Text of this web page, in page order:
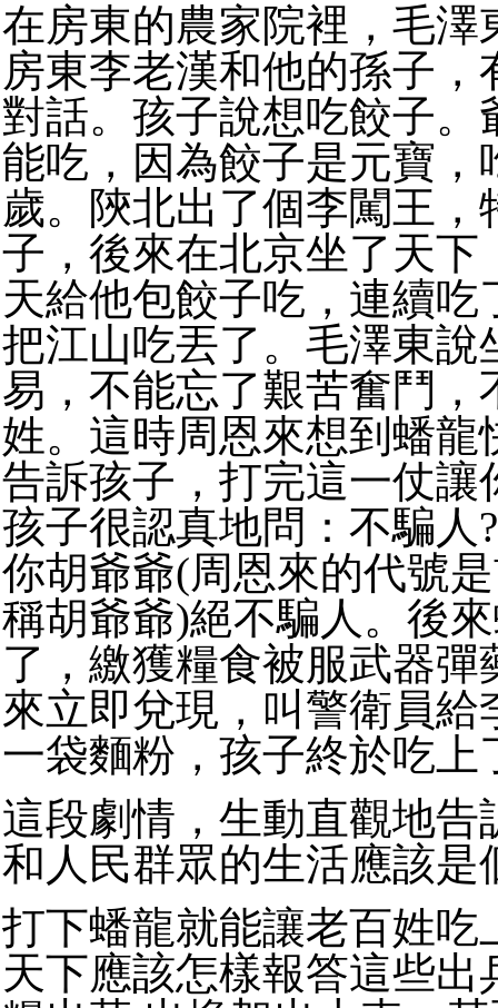
在房東的農家院裡，毛澤
房東李老漢和他的孫子，
對話。孩子說想吃餃子。
能吃，因為餃子是元寶，
歲。陝北出了個李闖王，
子，後來在北京坐了天下
天給他包餃子吃，連續吃
把江山吃丟了。毛澤東說
易，不能忘了艱苦奮鬥，
姓。這時周恩來想到蟠龍
告訴孩子，打完這一仗讓
孩子很認真地問：不騙人
你胡爺爺(周恩來的代號
稱胡爺爺)絕不騙人。後
了，繳獲糧食被服武器彈
來立即兌現，叫警衛員給
一袋麵粉，孩子終於吃上
這段劇情，生動直觀地告
和人民群眾的生活應該是
打下蟠龍就能讓老百姓吃
天下應該怎樣報答這些出